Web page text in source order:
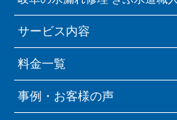
サービス内容
料金一覧
事例・お客様の声